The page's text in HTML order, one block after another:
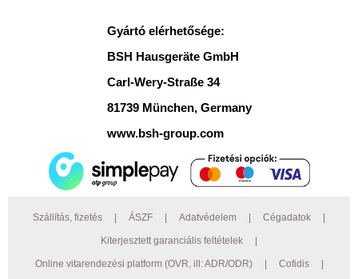
Gyártó elérhetősége:
BSH Hausgeräte GmbH
Carl-Wery-Straße 34
81739 München, Germany
www.bsh-group.com
Szállítás, fizetés ÁSZF Adatvédelem Cégadatok
Kiterjesztett garanciális feltételek
Online vitarendezési platform (OVR, ill: ADR/ODR) Cofidis